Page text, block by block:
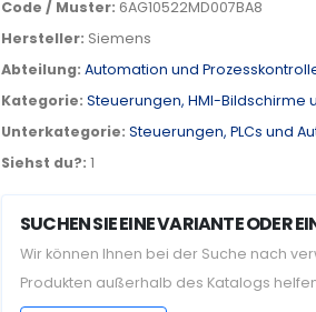
Code / Muster: 6AG10522MD007BA8
Hersteller: Siemens
Abteilung: Automation und
Kategorie: Steuerungen, HMI-Bildschirme
Unterkategorie: Steuerungen, PLCs und
Siehst du?: 1
SUCHEN SIE EINE VARIANTE ODER
Wir können Ihnen bei der Suche nach
Produkten außerhalb des Katalogs